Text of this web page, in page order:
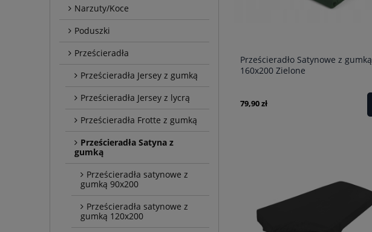
Narzuty/Koce
Poduszki
Prześcieradła
Prześcieradła Jersey z gumką
Prześcieradła Jersey z lycrą
Prześcieradła Frotte z gumką
Prześcieradła Satyna z
gumką
Prześcieradła satynowe z
gumką 90x200
Prześcieradła satynowe z
gumką 120x200
Prześcieradło Satynowe z gumką
160x200 Zielone
79,90 zł